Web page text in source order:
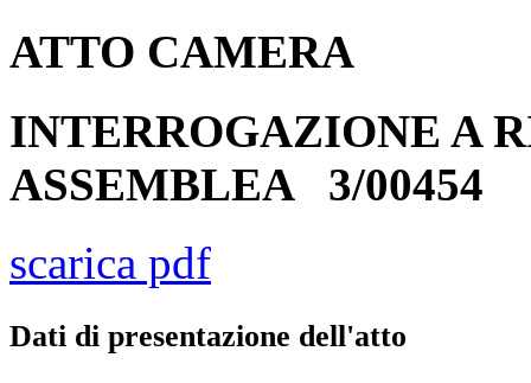
ATTO CAMERA
INTERROGAZIONE A
ASSEMBLEA 3/00454
scarica pdf
Dati di presentazione dell'atto